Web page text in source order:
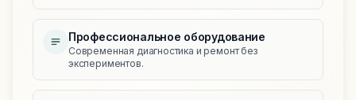
Профессиональное оборудование
Современная диагностика и ремонт без
экспериментов.